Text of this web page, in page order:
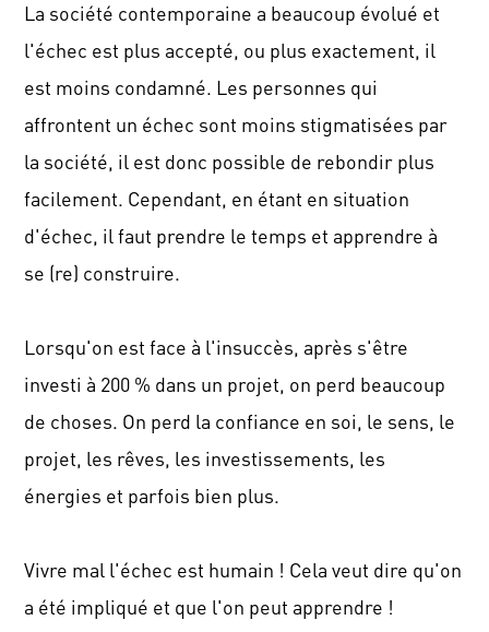
La société contemporaine a beaucoup évolué et
l'échec est plus accepté, ou plus exactement, il
est moins condamné. Les personnes qui
affrontent un échec sont moins stigmatisées par
la société, il est donc possible de rebondir plus
facilement. Cependant, en étant en situation
d'échec, il faut prendre le temps et apprendre à
se (re) construire.
Lorsqu'on est face à l'insuccès, après s'être
investi à 200 % dans un projet, on perd beaucoup
de choses. On perd la confiance en soi, le sens, le
projet, les rêves, les investissements, les
énergies et parfois bien plus.
Vivre mal l'échec est humain ! Cela veut dire qu'on
a été impliqué et que l'on peut apprendre !